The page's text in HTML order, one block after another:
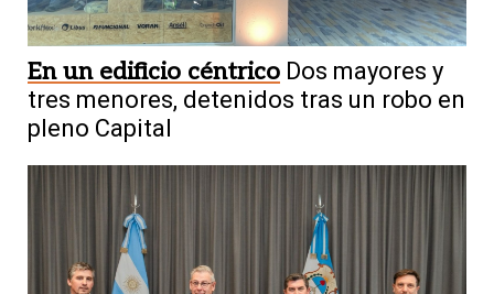
En un edificio céntrico Dos mayores y
tres menores, detenidos tras un robo en
pleno Capital